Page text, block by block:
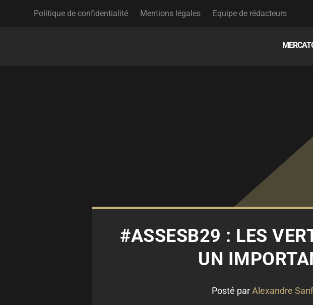
Politique de confidentialité Mentions légales Equipe de rédacteurs
#ASSESB29 : LES
UN
Posté parAlexandre